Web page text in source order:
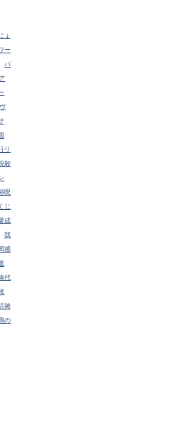
ょ
ー
バ
ヴ
リ
殺
呪
じ
成
我
感
代
祷
の